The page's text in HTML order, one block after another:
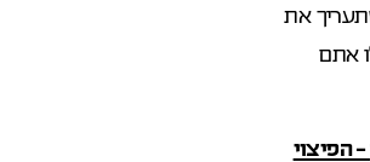
את
אתם
– הפיצוי